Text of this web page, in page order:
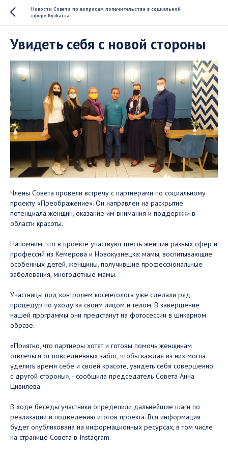
Новости Совета по вопросам попечительства в социальной
сфере Кузбасса
Увидеть себя с новой стороны
Члены Совета провели встречу с партнерами по социальному
проекту «Преображение». Он направлен на раскрытие
потенциала женщин, оказание им внимания и поддержки в
области красоты.
Напомним, что в проекте участвуют шесть женщин разных сфер и
профессий из Кемерова и Новокузнецка: мамы, воспитывающие
особенных детей, женщины, получившие профессиональные
заболевания, многодетные мамы.
Участницы под контролем косметолога уже сделали ряд
процедур по уходу за своим лицом и телом. В завершение
нашей программы они предстанут на фотосессии в шикарном
образе.
«Приятно, что партнеры хотят и готовы помочь женщинам
отвлечься от повседневных забот, чтобы каждая из них могла
уделить время себе и своей красоте, увидеть себя совершенно
с другой стороны», - сообщила председатель Совета Анна
Цивилева.
В ходе беседы участники определили дальнейшие шаги по
реализации и подведению итогов проекта. Вся информация
будет опубликована на информационных ресурсах, в том числе
на странице Совета в Instagram.